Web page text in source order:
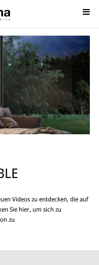
Videos zu entdecken, die auf
Sie hier, um sich zu
zu